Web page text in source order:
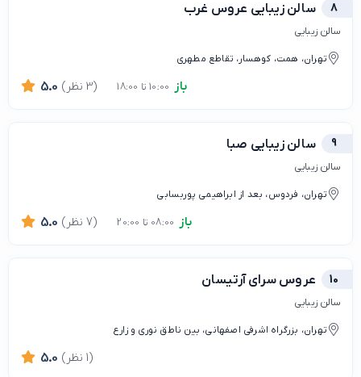
8 سالن زیبایی عروس غرب
سالن زیبایی
تهران، همت، کوهسار، تقاطع مطهری
باز 5.0 (3 نظر)
9 سالن زیبایی صبا
سالن زیبایی
تهران، فردوس، بعد از ابراهیمی پوربسابی
باز 5.0 (7 نظر)
10 عروس سرای آرتیسان
سالن زیبایی
تهران، بزرگراه اشرفی اصفهانی، بین ناطق نوری و زارع
5.0 (1 نظر)